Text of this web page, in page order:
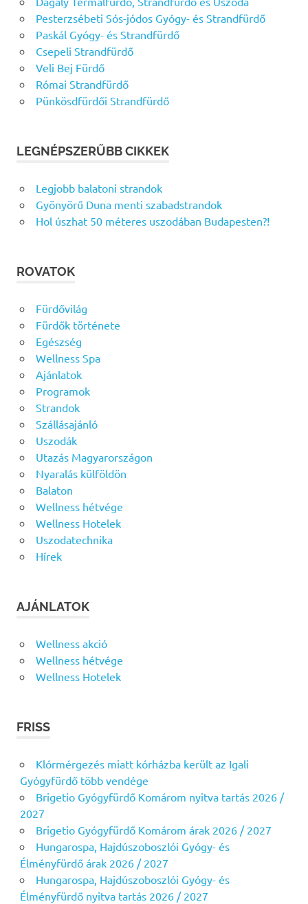
Pesterzsébeti Sós-jódos Gyógy- és Strandfürdő
Paskál Gyógy- és Strandfürdő
Csepeli Strandfürdő
Veli Bej Fürdő
Római Strandfürdő
Pünkösdfürdői Strandfürdő
LEGNÉPSZERŰBB CIKKEK
Legjobb balatoni strandok
Gyönyörű Duna menti szabadstrandok
Hol úszhat 50 méteres uszodában Budapesten?!
ROVATOK
Fürdővilág
Fürdők története
Egészség
Wellness Spa
Ajánlatok
Programok
Strandok
Szállásajánló
Uszodák
Utazás Magyarországon
Nyaralás külföldön
Balaton
Wellness hétvége
Wellness Hotelek
Uszodatechnika
Hírek
AJÁNLATOK
Wellness akció
Wellness hétvége
Wellness Hotelek
FRISS
Klórmérgezés miatt kórházba került az Igali
Gyógyfürdő több vendége
Brigetio Gyógyfürdő Komárom nyitva tartás 2026 /
2027
Brigetio Gyógyfürdő Komárom árak 2026 / 2027
Hungarospa, Hajdúszoboszlói Gyógy- és
Élményfürdő árak 2026 / 2027
Hungarospa, Hajdúszoboszlói Gyógy- és
Élményfürdő nyitva tartás 2026 / 2027